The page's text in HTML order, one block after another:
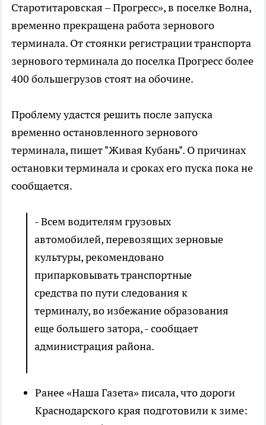
Старотитаровская – Прогресс», в поселке Волна,
временно прекращена работа зернового
терминала. От стоянки регистрации транспорта
зернового терминала до поселка Прогресс более
400 большегрузов стоят на обочине.
Проблему удастся решить после запуска
временно остановленного зернового
терминала, пишет "Живая Кубань". О причинах
остановки терминала и сроках его пуска пока не
сообщается.
- Всем водителям грузовых
автомобилей, перевозящих зерновые
культуры, рекомендовано
припарковывать транспортные
средства по пути следования к
терминалу, во избежание образования
еще большего затора, - сообщает
администрация района.
Ранее «Наша Газета» писала, что дороги
Краснодарского края подготовили к зиме: